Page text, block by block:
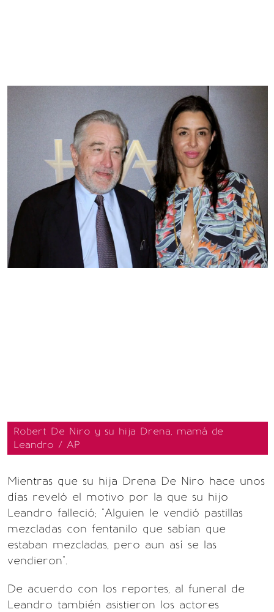
Robert De Niro y su hija Drena, mamá de
Leandro / AP
Mientras que su hija Drena De Niro hace unos
días reveló el motivo por la que su hijo
Leandro falleció; "Alguien le vendió pastillas
mezcladas con fentanilo que sabían que
estaban mezcladas, pero aun así se las
vendieron".
De acuerdo con los reportes, al funeral de
Leandro también asistieron los actores